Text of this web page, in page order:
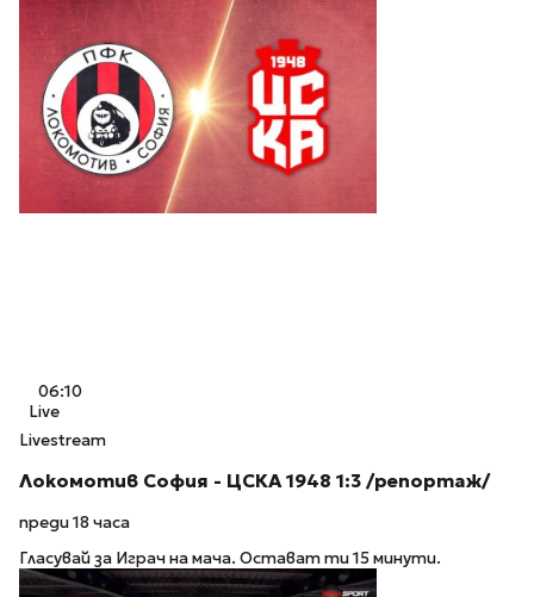
06:10
Live
Livestream
Локомотив София - ЦСКА 1948 1:3 /репортаж/
преди 18 часа
Гласувай за Играч на мача. Остават ти 15 минути.